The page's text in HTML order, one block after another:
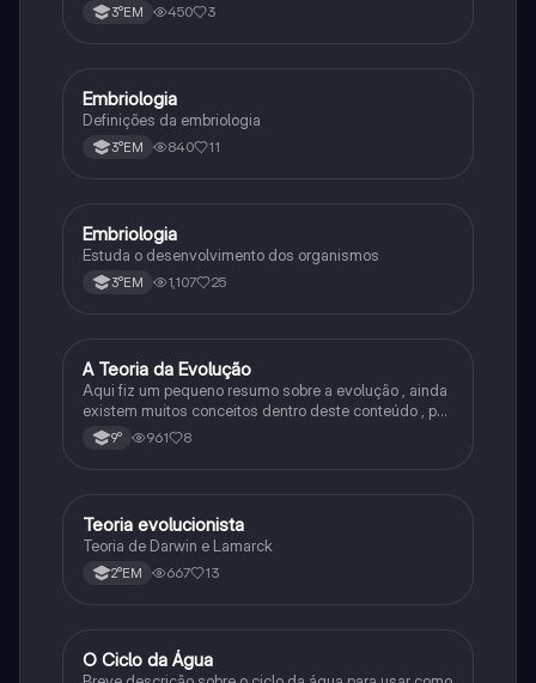
3°EM 450 3
Biologia
Embriologia
Definições da embriologia
3°EM 840 11
Biologia
Embriologia
Estuda o desenvolvimento dos organismos
3°EM 1,107 25
Biologia
A Teoria da Evolução
Aqui fiz um pequeno resumo sobre a evolução , ainda
existem muitos conceitos dentro deste conteúdo , por
isso sempre é bom procurar por mais fontes e
algumas questões para se resolver e fixar melhor.
9° 961 8
Biologia
Teoria evolucionista
Teoria de Darwin e Lamarck
2°EM 667 13
Química
O Ciclo da Água